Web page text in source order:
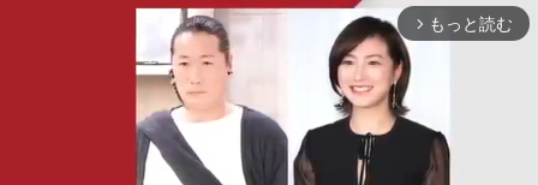
arrow_forward_ios もっと読む